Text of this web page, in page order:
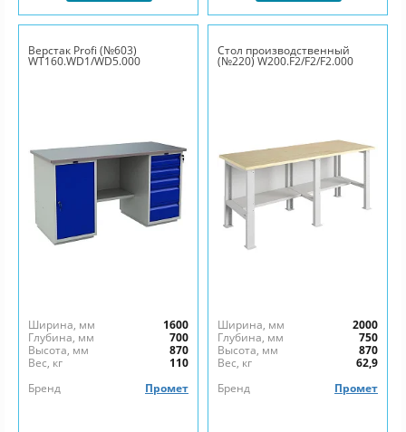
Верстак Profi (№603)
WT160.WD1/WD5.000
Ширина, мм
1600
Глубина, мм
700
Высота, мм
870
Вес, кг
110
Бренд
Промет
Стол производственный
(№220) W200.F2/F2/F2.000
Ширина, мм
2000
Глубина, мм
750
Высота, мм
870
Вес, кг
62,9
Бренд
Промет